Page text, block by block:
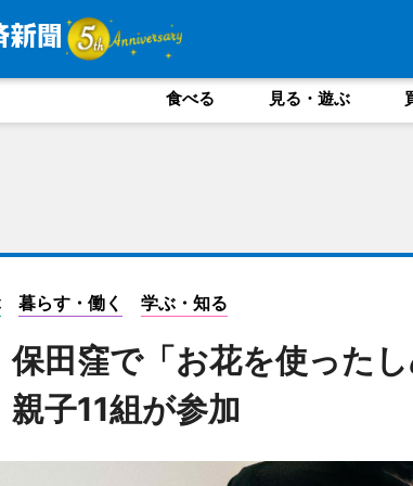
食べる 見る・遊ぶ
暮らす・働く 学ぶ・知る
保田窪で「お花を使った
子11組が参加